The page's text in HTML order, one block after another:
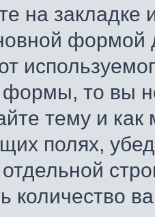
на
формой
формы, то вы
тему и
полях,
количество